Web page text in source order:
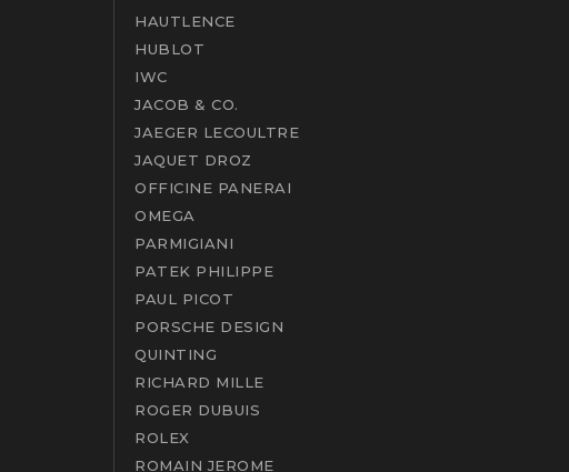
HAUTLENCE
HUBLOT
IWC
JACOB & CO.
JAEGER LECOULTRE
JAQUET DROZ
OFFICINE PANERAI
OMEGA
PARMIGIANI
PATEK PHILIPPE
PAUL PICOT
PORSCHE DESIGN
QUINTING
RICHARD MILLE
ROGER DUBUIS
ROLEX
ROMAIN JEROME